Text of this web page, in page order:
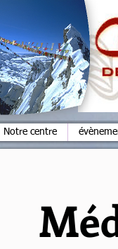
Notre centre